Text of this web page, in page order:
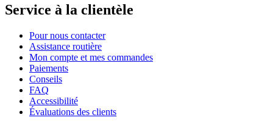
Service à la clientèle
Pour nous contacter
Assistance routière
Mon compte et mes commandes
Paiements
Conseils
FAQ
Accessibilité
Évaluations des clients